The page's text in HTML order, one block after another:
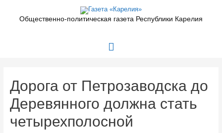
содержимомуОбщественно-политическая газета Республики Карелия
Главное
Дорога от Петрозаводска до
Деревянного должна стать
четырехполосной